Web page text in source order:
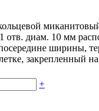
отв. диам. 10 мм
ширины,
закрепленный
+